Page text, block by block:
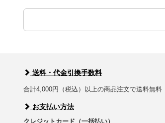
送料・代金引換手数料
合計4,000円（税込）以上の商品注文で送料無料
お支払い方法
クレジットカード（一括払い）